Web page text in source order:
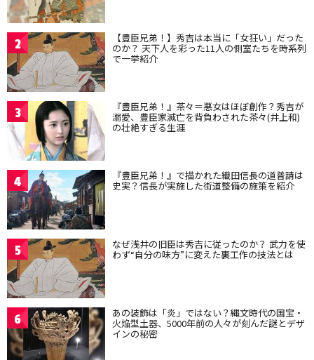
2 【豊臣兄弟！】秀吉は本当に「女狂い」だった
のか？ 天下人を彩った11人の側室たちを時系列
で一挙紹介
3 『豊臣兄弟！』茶々＝悪女はほぼ創作？秀吉が
溺愛、豊臣家滅亡を背負わされた茶々(井上和)
の壮絶すぎる生涯
4 『豊臣兄弟！』で描かれた織田信長の道普請は
史実？信長が実施した街道整備の施策を紹介
5 なぜ浅井の旧臣は秀吉に従ったのか？ 武力を使
わず“自分の味方”に変えた裏工作の技法とは
6 あの装飾は「炎」ではない？縄文時代の国宝・
火焔型土器、5000年前の人々が刻んだ謎とデザ
インの秘密